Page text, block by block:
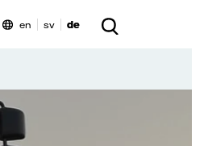
en sv de